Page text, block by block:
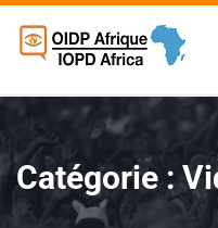
Catégorie :